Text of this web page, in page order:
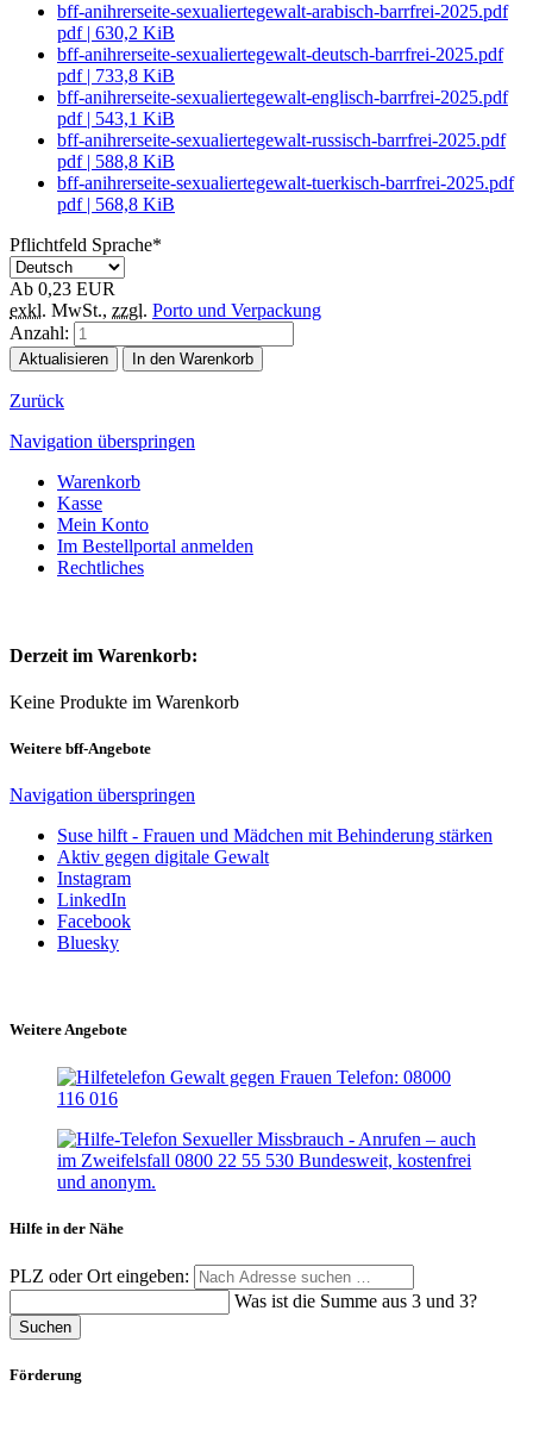
bff-anihrerseite-sexualiertegewalt-arabisch-barrfrei-2025.pdf
pdf| 630,2 KiB
bff-anihrerseite-sexualiertegewalt-deutsch-barrfrei-2025.pdf
pdf| 733,8 KiB
bff-anihrerseite-sexualiertegewalt-englisch-barrfrei-2025.pdf
pdf| 543,1 KiB
bff-anihrerseite-sexualiertegewalt-russisch-barrfrei-2025.pdf
pdf| 588,8 KiB
bff-anihrerseite-sexualiertegewalt-tuerkisch-barrfrei-2025.pdf
pdf| 568,8 KiB
Pflichtfeld Sprache*
Ab 0,23 EUR
exkl. MwSt., zzgl. Porto und Verpackung
Anzahl:
Aktualisieren In den Warenkorb
Zurück
Navigation überspringen
Warenkorb
Kasse
Mein Konto
Im Bestellportal anmelden
Rechtliches
Derzeit im Warenkorb:
Keine Produkte im Warenkorb
Weitere bff-Angebote
Navigation überspringen
Suse hilft - Frauen und Mädchen mit Behinderung stärken
Aktiv gegen digitale Gewalt
Instagram
LinkedIn
Facebook
Bluesky
Weitere Angebote
Hilfe in der Nähe
PLZ oder Ort eingeben:
Was ist die Summe aus 3 und 3?
Suchen
Förderung